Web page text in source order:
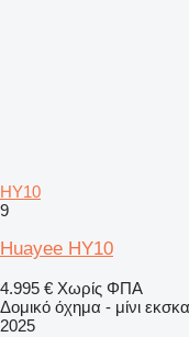
HY10
9
Huayee HY10
4.995 € Χωρίς ΦΠΑ
Δομικό όχημα - μίνι
2025